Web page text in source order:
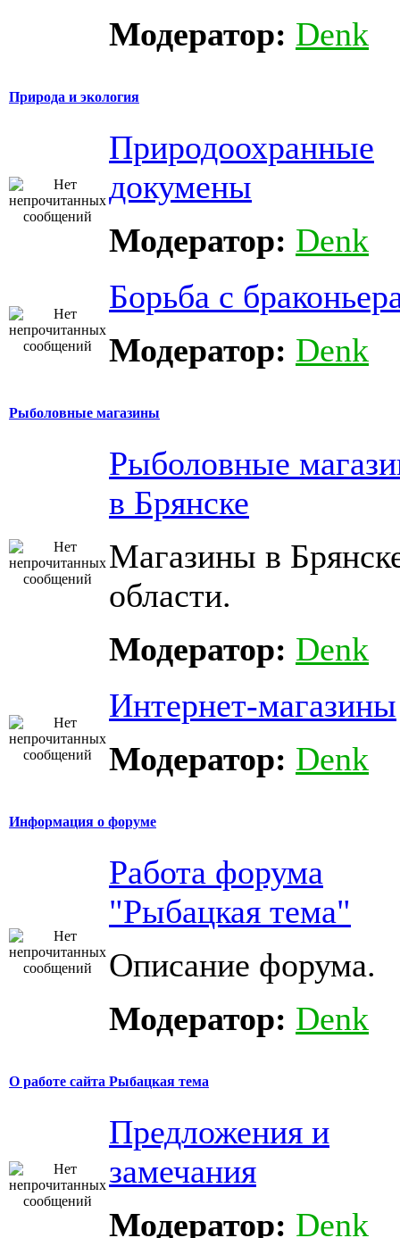
Модератор: Denk
Природа и экология
Природоохранные
докумены
Модератор: Denk
Борьба с
Модератор: Denk
Рыболовные магазины
Рыболовные
в Брянске
Магазины в
области.
Модератор: Denk
Интернет-магазины
Модератор: Denk
Информация о форуме
Работа форума
"Рыбацкая тема"
Описание форума.
Модератор: Denk
О работе сайта Рыбацкая тема
Предложения и
замечания
Модератор: Denk